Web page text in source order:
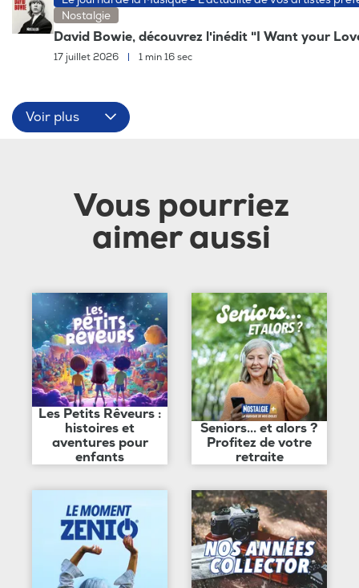
Nostalgie
David Bowie, découvrez l'inédit "I Want your
17 juillet 2026 1 min 16 sec
Voir plus
Vous pourriez
aimer aussi
Les Petits Rêveurs :
histoires et
aventures pour
enfants
Seniors... et alors ?
Profitez de votre
retraite